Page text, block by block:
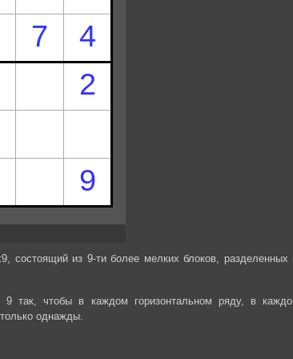
состоящий из 9-ти более мелких блоков, разделенных
так, чтобы в каждом горизонтальном ряду, в
однажды.